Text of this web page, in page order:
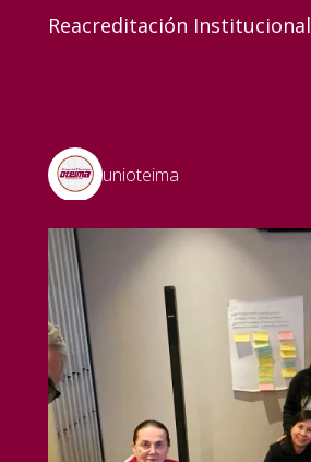
Reacreditación Institucional
unioteima